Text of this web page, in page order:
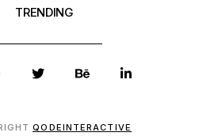
TRENDING
QODEINTERACTIVE